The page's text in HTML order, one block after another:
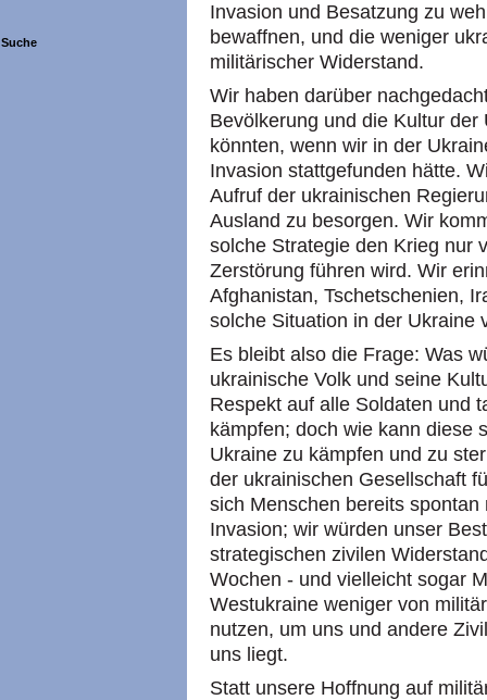
Suche
Invasion und Besatzung zu
bewaffnen, und die weniger
militärischer Widerstand.
Wir haben darüber
Bevölkerung und die Kultur
könnten, wenn wir in der
Invasion stattgefunden hätte.
Aufruf der ukrainischen
Ausland zu besorgen. Wir
solche Strategie den Krieg nur
Zerstörung führen wird. Wir
Afghanistan, Tschetschenien,
solche Situation in der Ukraine
Es bleibt also die Frage: Was
ukrainische Volk und seine
Respekt auf alle Soldaten und
kämpfen; doch wie kann diese
Ukraine zu kämpfen und zu
der ukrainischen Gesellschaft
sich Menschen bereits
Invasion; wir würden unser
strategischen zivilen
Wochen - und vielleicht sogar
Westukraine weniger von
nutzen, um uns und andere
uns liegt.
Statt unsere Hoffnung auf